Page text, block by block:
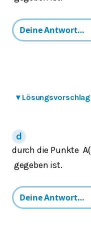
▾ Lösungsvorschlag
durch die Punkte A(
gegeben ist.